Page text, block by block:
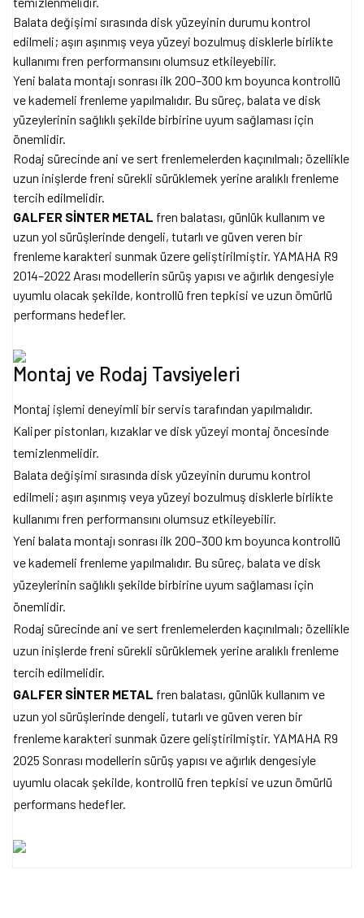
Balata değişimi sırasında disk yüzeyinin durumu kontrol
edilmeli; aşırı aşınmış veya yüzeyi bozulmuş disklerle birlikte
kullanımı fren performansını olumsuz etkileyebilir.
Yeni balata montajı sonrası ilk 200–300 km boyunca kontrollü
ve kademeli frenleme yapılmalıdır. Bu süreç, balata ve disk
yüzeylerinin sağlıklı şekilde birbirine uyum sağlaması için
önemlidir.
Rodaj sürecinde ani ve sert frenlemelerden kaçınılmalı; özellikle
uzun inişlerde freni sürekli sürüklemek yerine aralıklı frenleme
tercih edilmelidir.
GALFER SİNTER METAL fren balatası, günlük kullanım ve
uzun yol sürüşlerinde dengeli, tutarlı ve güven veren bir
frenleme karakteri sunmak üzere geliştirilmiştir. YAMAHA R9
2014–2022 Arası modellerin sürüş yapısı ve ağırlık dengesiyle
uyumlu olacak şekilde, kontrollü fren tepkisi ve uzun ömürlü
performans hedefler.
Montaj ve Rodaj Tavsiyeleri
Montaj işlemi deneyimli bir servis tarafından yapılmalıdır.
Kaliper pistonları, kızaklar ve disk yüzeyi montaj öncesinde
temizlenmelidir.
Balata değişimi sırasında disk yüzeyinin durumu kontrol
edilmeli; aşırı aşınmış veya yüzeyi bozulmuş disklerle birlikte
kullanımı fren performansını olumsuz etkileyebilir.
Yeni balata montajı sonrası ilk 200–300 km boyunca kontrollü
ve kademeli frenleme yapılmalıdır. Bu süreç, balata ve disk
yüzeylerinin sağlıklı şekilde birbirine uyum sağlaması için
önemlidir.
Rodaj sürecinde ani ve sert frenlemelerden kaçınılmalı; özellikle
uzun inişlerde freni sürekli sürüklemek yerine aralıklı frenleme
tercih edilmelidir.
GALFER SİNTER METAL fren balatası, günlük kullanım ve
uzun yol sürüşlerinde dengeli, tutarlı ve güven veren bir
frenleme karakteri sunmak üzere geliştirilmiştir. YAMAHA R9
2025 Sonrası modellerin sürüş yapısı ve ağırlık dengesiyle
uyumlu olacak şekilde, kontrollü fren tepkisi ve uzun ömürlü
performans hedefler.